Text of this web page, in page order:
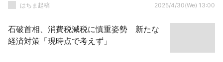
はちま起稿 2025/4/30(We) 13:00
石破首相、消費税減税に慎重姿勢 新たな
経済対策「現時点で考えず」